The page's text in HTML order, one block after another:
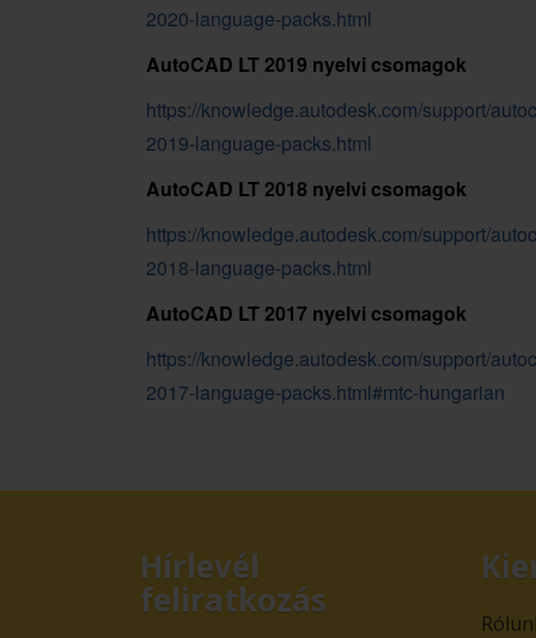
2020-language-packs.html
AutoCAD LT 2019 nyelvi csomagok
https://knowledge.autodesk.com/support/
2019-language-packs.html
AutoCAD LT 2018 nyelvi csomagok
https://knowledge.autodesk.com/support/
2018-language-packs.html
AutoCAD LT 2017 nyelvi csomagok
https://knowledge.autodesk.com/support/
2017-language-packs.html#mtc-hungarian
Hírlevél
feliratkozás